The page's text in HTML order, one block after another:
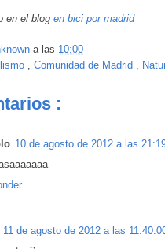
en el blog en bici por madrid
a las 10:00
Comunidad de Madrid
:
10 de agosto de 2012 a las
11 de agosto de 2012 a las